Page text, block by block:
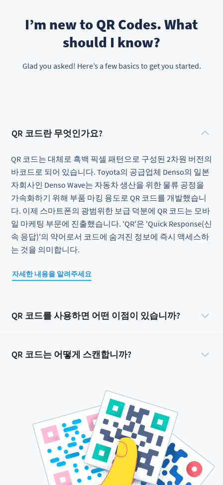
I’m new to QR Codes. What
should I know?
Glad you asked! Here’s a few basics to get you started.
QR 코드란 무엇인가요?
QR 코드는 대체로 흑백 픽셀 패턴으로 구성된 2차원 버전의
바코드로 되어 있습니다. Toyota의 공급업체 Denso의 일본
자회사인 Denso Wave는 자동차 생산을 위한 물류 공정을
가속화하기 위해 부품 마킹 용도로 QR 코드를 개발했습니
다. 이제 스마트폰의 광범위한 보급 덕분에 QR 코드는 모바
일 마케팅 부문에 진출했습니다. 'QR'은 'Quick Response(신
속 응답)'의 약어로서 코드에 숨겨진 정보에 즉시 액세스하
는 것을 의미합니다.
자세한 내용을 알려주세요
QR 코드를 사용하면 어떤 이점이 있습니까?
QR 코드는 어떻게 스캔합니까?